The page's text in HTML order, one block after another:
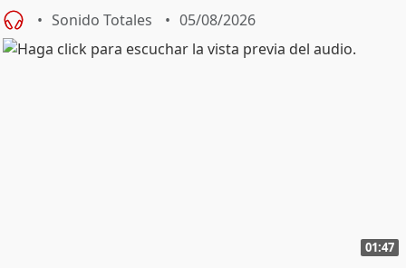
Sonido Totales 05/08/2026
01:47